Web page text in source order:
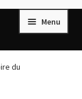
Menu
du